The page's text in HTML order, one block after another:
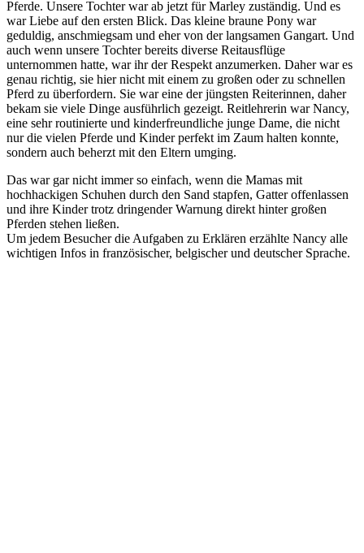
Pferde. Unsere Tochter war ab jetzt für Marley zuständig. Und es
war Liebe auf den ersten Blick. Das kleine braune Pony war
geduldig, anschmiegsam und eher von der langsamen Gangart. Und
auch wenn unsere Tochter bereits diverse Reitausflüge
unternommen hatte, war ihr der Respekt anzumerken. Daher war es
genau richtig, sie hier nicht mit einem zu großen oder zu schnellen
Pferd zu überfordern. Sie war eine der jüngsten Reiterinnen, daher
bekam sie viele Dinge ausführlich gezeigt. Reitlehrerin war Nancy,
eine sehr routinierte und kinderfreundliche junge Dame, die nicht
nur die vielen Pferde und Kinder perfekt im Zaum halten konnte,
sondern auch beherzt mit den Eltern umging.
Das war gar nicht immer so einfach, wenn die Mamas mit
hochhackigen Schuhen durch den Sand stapfen, Gatter offenlassen
und ihre Kinder trotz dringender Warnung direkt hinter großen
Pferden stehen ließen.
Um jedem Besucher die Aufgaben zu Erklären erzählte Nancy alle
wichtigen Infos in französischer, belgischer und deutscher Sprache.